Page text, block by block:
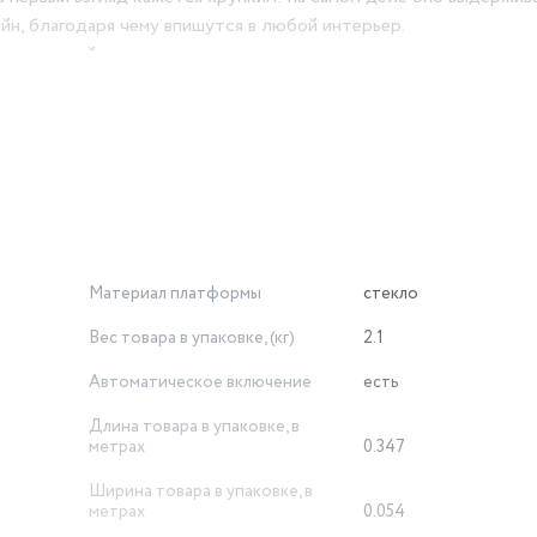
благодаря чему впишутся в любой интерьер.
устойчивость и предотвращают их скольжение по полу,
Материал платформы
стекло
Вес товара в упаковке, (кг)
2.1
Автоматическое включение
есть
Длина товара в упаковке, в
метрах
0.347
Ширина товара в упаковке, в
метрах
0.054